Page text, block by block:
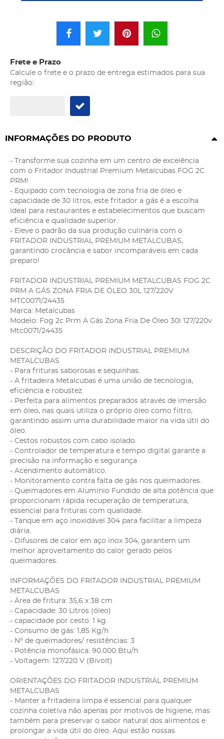
Frete e Prazo
Calcule o frete e o prazo de entrega estimados para sua
região:
INFORMAÇÕES DO PRODUTO
- Transforme sua cozinha em um centro de excelência
com o Fritador Industrial Premium Metalcubas FOG 2C
PRM!
- Equipado com tecnologia de zona fria de óleo e
capacidade de 30 litros, este fritador a gás é a escolha
ideal para restaurantes e estabelecimentos que buscam
eficiência e qualidade superior.
- Eleve o padrão da sua produção culinária com o
FRITADOR INDUSTRIAL PREMIUM METALCUBAS,
garantindo crocância e sabor incomparáveis em cada
preparo!
FRITADOR INDUSTRIAL PREMIUM METALCUBAS FOG 2C
PRM A GÁS ZONA FRIA DE ÓLEO 30L 127/220V
MTC0071/24435
Marca: Metalcubas
Modelo: Fog 2c Prm A Gás Zona Fria De Óleo 30l 127/220v
Mtc0071/24435
DESCRIÇÃO DO FRITADOR INDUSTRIAL PREMIUM
METALCUBAS
- Para frituras saborosas e sequinhas.
- A fritadeira Metalcubas é uma união de tecnologia,
eficiência e robustez.
- Perfeita para alimentos preparados através de imersão
em óleo, nas quais utiliza o próprio óleo como filtro,
garantindo assim uma durabilidade maior na vida útil do
óleo.
- Cestos robustos com cabo isolado.
- Controlador de temperatura e tempo digital garante a
precisão na informação e segurança
- Acendimento automático.
- Monitoramento contra falta de gás nos queimadores.
- Queimadores em Alumínio Fundido de alta potência que
proporcionam rápida recuperação de temperatura,
essencial para frituras com qualidade.
- Tanque em aço inoxidável 304 para facilitar a limpeza
diária.
- Difusores de calor em aço inox 304, garantem um
melhor aproveitamento do calor gerado pelos
queimadores.
INFORMAÇÕES DO FRITADOR INDUSTRIAL PREMIUM
METALCUBAS
- Área de fritura: 35,6 x 38 cm
- Capacidade: 30 Litros (óleo)
- capacidade por cesto: 1 kg.
- Consumo de gás: 1,85 Kg/h
- N° de queimadores/ resistências: 3
- Potência monofásica: 90.000 Btu/h
- Voltagem: 127/220 V (Bivolt)
ORIENTAÇÕES DO FRITADOR INDUSTRIAL PREMIUM
METALCUBAS
- Manter a fritadeira limpa é essencial para qualquer
cozinha coletiva não apenas por motivos de higiene, mas
também para preservar o sabor natural dos alimentos e
prolongar a vida útil do óleo. Aqui estão nossas